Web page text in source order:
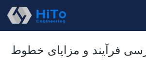
فرآیند و مزایای خطوط